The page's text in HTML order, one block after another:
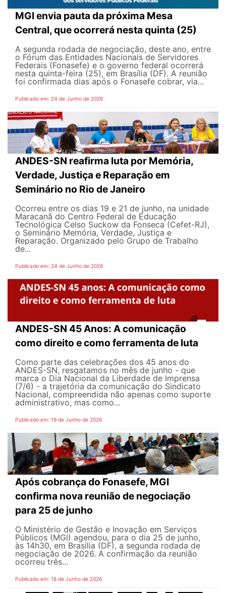
MGI envia pauta da próxima Mesa
Central, que ocorrerá nesta quinta (25)
A segunda rodada de negociação, deste ano, entre
o Fórum das Entidades Nacionais de Servidores
Federais (Fonasefe) e o governo federal ocorrerá
nesta quinta-feira (25), em Brasília (DF). A reunião
foi confirmada dias após o Fonasefe cobrar, via...
Publicado em: 24 de Junho de 2026
ANDES-SN reafirma luta por Memória,
Verdade, Justiça e Reparação em
Seminário no Rio de Janeiro
Ocorreu entre os dias 19 e 21 de junho, na unidade
Maracanã do Centro Federal de Educação
Tecnológica Celso Suckow da Fonseca (Cefet-RJ),
o Seminário Memória, Verdade, Justiça e
Reparação. Organizado pelo Grupo de Trabalho
de...
Publicado em: 24 de Junho de 2026
ANDES-SN 45 Anos: A comunicação
como direito e como ferramenta de luta
Como parte das celebrações dos 45 anos do
ANDES-SN, resgatamos no mês de junho - que
marca o Dia Nacional da Liberdade de Imprensa
(7/6) - a trajetória da comunicação do Sindicato
Nacional, compreendida não apenas como suporte
administrativo, mas como...
Publicado em: 19 de Junho de 2026
Após cobrança do Fonasefe, MGI
confirma nova reunião de negociação
para 25 de junho
O Ministério de Gestão e Inovação em Serviços
Públicos (MGI) agendou, para o dia 25 de junho,
às 14h30, em Brasília (DF), a segunda rodada de
negociação de 2026. A confirmação da reunião
ocorreu três...
Publicado em: 18 de Junho de 2026